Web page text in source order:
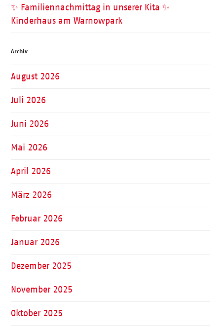
✨ Familiennachmittag in unserer Kita ✨
Kinderhaus am Warnowpark
Archiv
August 2026
Juli 2026
Juni 2026
Mai 2026
April 2026
März 2026
Februar 2026
Januar 2026
Dezember 2025
November 2025
Oktober 2025